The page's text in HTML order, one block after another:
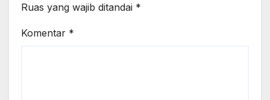
Ruas yang wajib ditandai *
Komentar *